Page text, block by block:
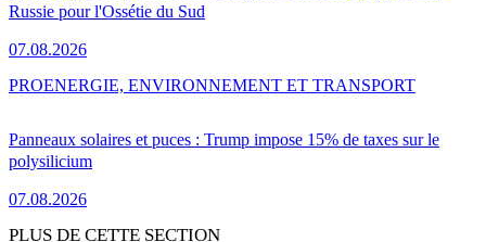
Russie pour l'Ossétie du Sud
07.08.2026
Panneaux solaires et puces : Trump impose 15% de taxes sur le
polysilicium
07.08.2026
PROENERGIE, ENVIRONNEMENT ET TRANSPORT
PLUS DE CETTE SECTION